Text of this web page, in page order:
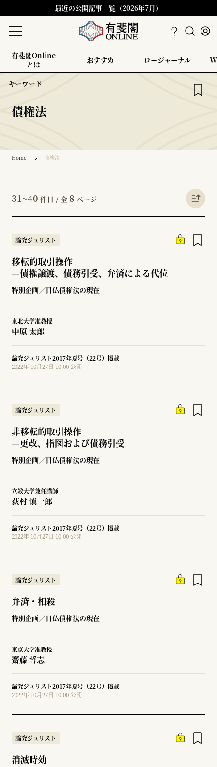
最近の公開記事一覧（2026年7月）
有斐閣Online
とは
おすすめ ロージャーナル
キーワード
債権法
Home 債権法
31~40 件目 / 全 8 ページ
論究ジュリスト
移転的取引操作
—債権譲渡、債務引受、弁済による代位
特別企画／日仏債権法の現在
東北大学准教授
中原 太郎
論究ジュリスト2017年夏号（22号）掲載
2022年 10月27日 10:00 公開
論究ジュリスト
非移転的取引操作
—更改、指図および債務引受
特別企画／日仏債権法の現在
立教大学兼任講師
荻村 慎一郎
論究ジュリスト2017年夏号（22号）掲載
2022年 10月27日 10:00 公開
論究ジュリスト
弁済・相殺
特別企画／日仏債権法の現在
東京大学准教授
齋藤 哲志
論究ジュリスト2017年夏号（22号）掲載
2022年 10月27日 10:00 公開
論究ジュリスト
消滅時効